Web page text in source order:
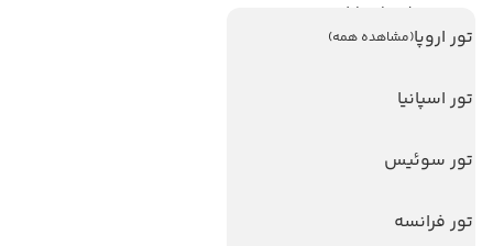
تور اروپا(مشاهده همه)
تور اسپانیا
تور سوئیس
تور فرانسه
هتل های تایلند
هتل های اندونزی
هتل های سریلانکا
تورهای پربازدید
تور آنتالیا